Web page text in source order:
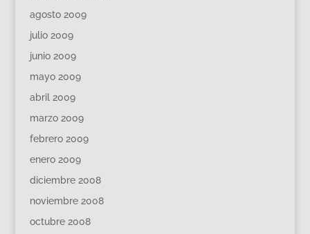
agosto 2009
julio 2009
junio 2009
mayo 2009
abril 2009
marzo 2009
febrero 2009
enero 2009
diciembre 2008
noviembre 2008
octubre 2008